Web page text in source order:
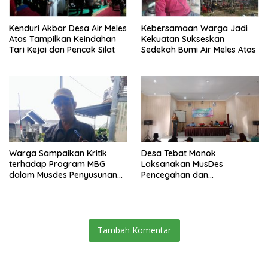
Kenduri Akbar Desa Air Meles
Atas Tampilkan Keindahan
Tari Kejai dan Pencak Silat
Kebersamaan Warga Jadi
Kekuatan Sukseskan
Sedekah Bumi Air Meles Atas
Warga Sampaikan Kritik
terhadap Program MBG
dalam Musdes Penyusunan
Desa Tebat Monok
Laksanakan MusDes
Pencegahan dan
Tambah Komentar